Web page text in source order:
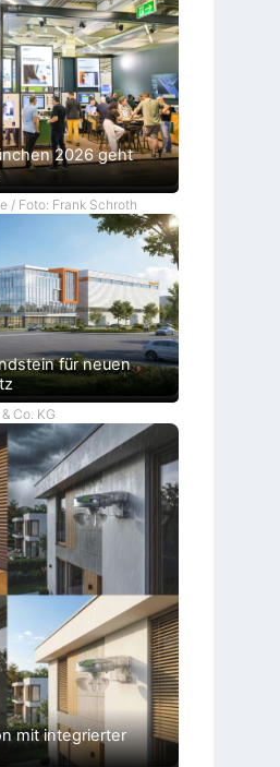
2026 geht
/ Foto: Frank Schroth
für neuen
Co. KG
mit integrierter